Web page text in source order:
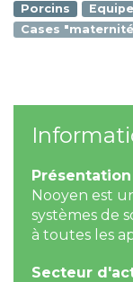
Porcins
Cases
Présentation
Nooyen est
systèmes de
à toutes les
Secteur